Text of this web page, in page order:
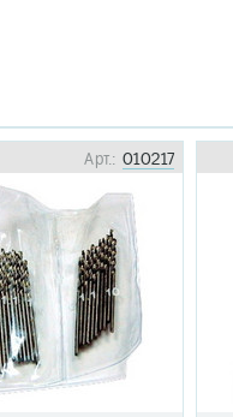
Арт.: 010217